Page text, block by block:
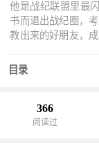
他是战纪联盟里最
书而退出战纪圈，
教出来的好朋友，
路，重回荣耀之巅
目录
366
阅读过